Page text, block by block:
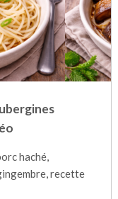
haché,
recette